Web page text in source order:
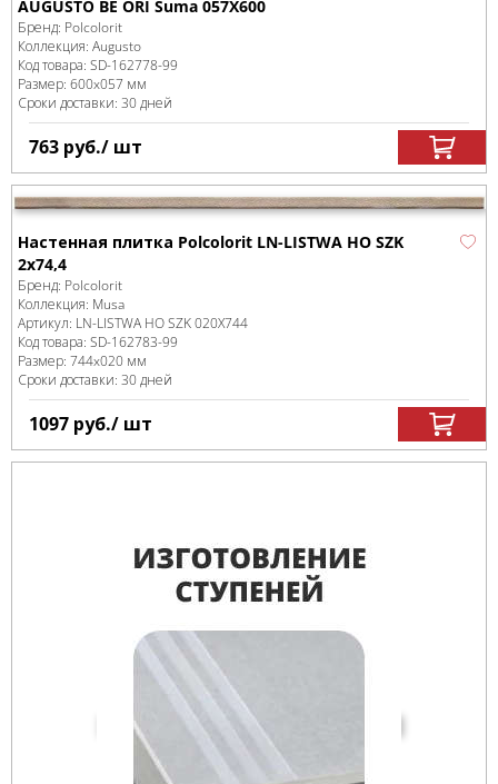
AUGUSTО BE ORI Suma 057X600
Бренд: Polcolorit
Коллекция: Augusto
Код товара: SD-162778-99
Размер: 600x057 мм
Сроки доставки: 30 дней
763 руб./ шт
Настенная плитка Polcolorit LN-LISTWA HO SZK
2x74,4
Бренд: Polcolorit
Коллекция: Musa
Артикул: LN-LISTWA HO SZK 020X744
Код товара: SD-162783-99
Размер: 744x020 мм
Сроки доставки: 30 дней
1097 руб./ шт